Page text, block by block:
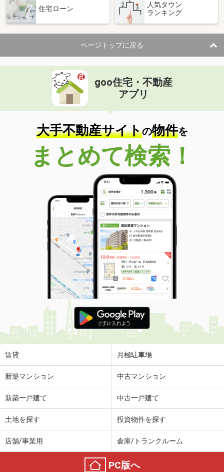
住宅ローン
人気タウン
ランキング
ページトップに戻る
goo住宅・不動産
アプリ
大手不動産サイトの物件を
まとめて検索！
賃貸 月極駐車場
新築マンション 中古マンション
新築一戸建て 中古一戸建て
土地を探す 投資物件を探す
店舗/事業用 倉庫/トランクルーム
PC版へ